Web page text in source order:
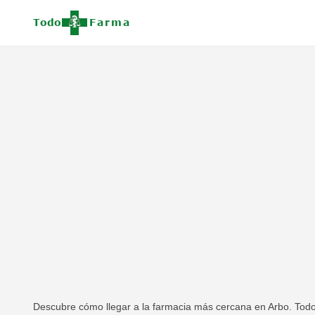
Descubre cómo llegar a la farmacia más cercana en Arbo.